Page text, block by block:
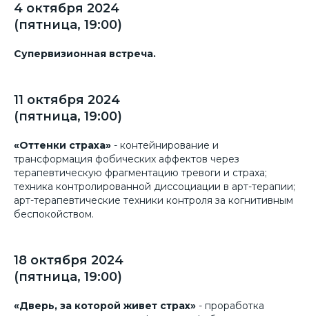
4 октября 2024
(пятница, 19:00)
Супервизионная встреча.
11 октября 2024
(пятница, 19:00)
«Оттенки страха» - контейнирование и
трансформация фобических аффектов через
терапевтическую фрагментацию тревоги и страха;
техника контролированной диссоциации в арт-терапии;
арт-терапевтические техники контроля за когнитивным
беспокойством.
18 октября 2024
(пятница, 19:00)
«Дверь, за которой живет страх» - проработка